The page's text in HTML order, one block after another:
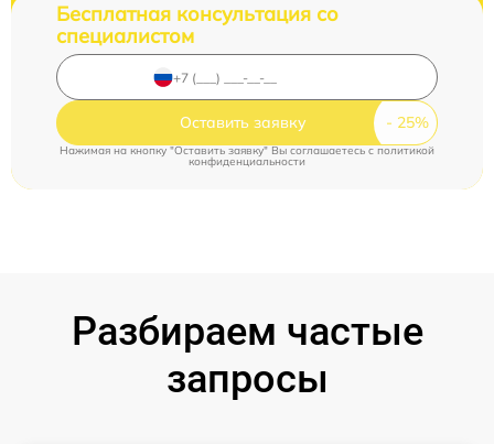
Бесплатная консультация со
специалистом
Оставить заявку
Нажимая на кнопку "Оставить заявку" Вы соглашаетесь cполитикой
конфиденциальности
Разбираем частые
запросы